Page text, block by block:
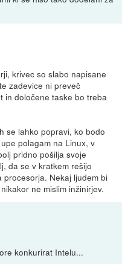
krivec so slabo napisane
zadevice ni preveč
in določene taske bo treba
se lahko popravi, ko bodo
polagam na Linux, v
pridno pošilja svoje
da se v kratkem rešijo
Nekaj ljudem bi
ne mislim inžinirjev.
konkurirat Intelu...